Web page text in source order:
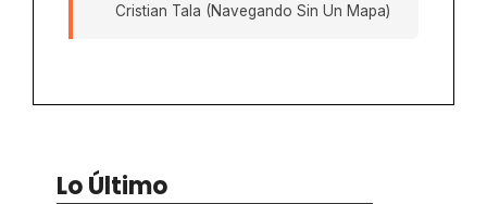
Cristian Tala (Navegando Sin Un Mapa)
Lo Último